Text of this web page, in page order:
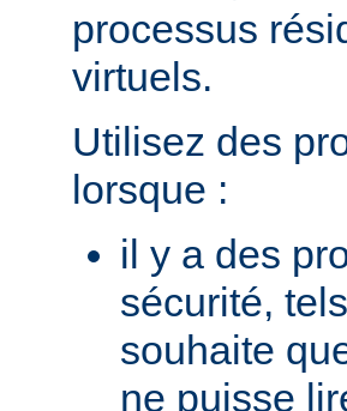
processus
virtuels.
Utilisez des
lorsque :
il y a des
sécurité,
souhaite
ne puisse